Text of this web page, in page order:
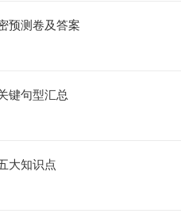
预测卷及答案
键句型汇总
大知识点